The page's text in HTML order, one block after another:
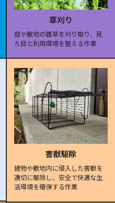
草刈り
庭や敷地の雑草を刈り取り、見
た目と利用環境を整える作業
害獣駆除
建物や敷地内に侵入した害獣を
適切に駆除し、安全で快適な生
活環境を確保する作業